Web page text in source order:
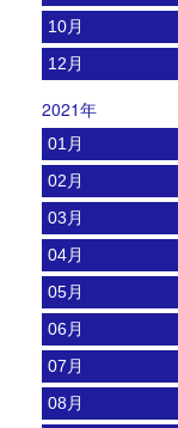
10月
12月
2021年
01月
02月
03月
04月
05月
06月
07月
08月